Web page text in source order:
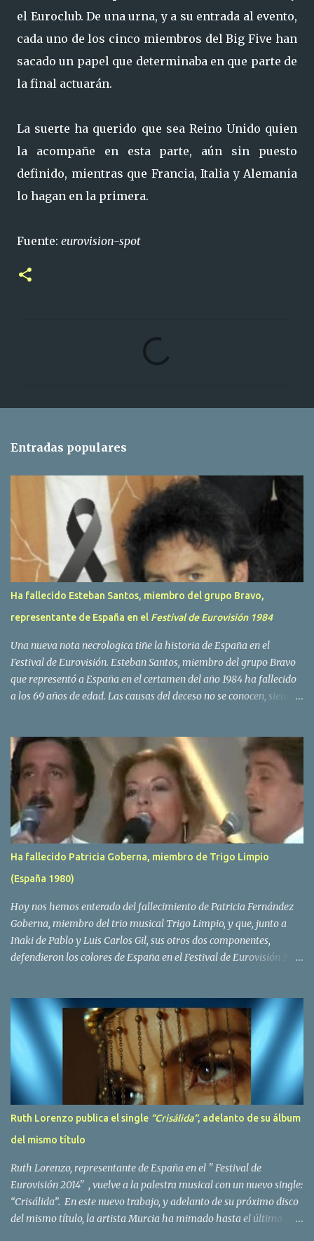
el Euroclub. De una urna, y a su entrada al evento,
cada uno de los cinco miembros del Big Five han
sacado un papel que determinaba en que parte de
la final actuarán.
La suerte ha querido que sea Reino Unido quien
la acompañe en esta parte, aún sin puesto
definido, mientras que Francia, Italia y Alemania
lo hagan en la primera.
Fuente: eurovision-spot
r
s
Entradas populares
Ha fallecido Esteban Santos, miembro del grupo Bravo,
representante de España en el Festival de Eurovisión 1984
Una nueva nota necrologica tiñe la historia de España en el
Festival de Eurovisión. Esteban Santos, miembro del grupo Bravo
que representó a España en el certamen del año 1984 ha fallecido
a los 69 años de edad. Las causas del deceso no se conocen, siendo
traves de las redes sociales. Nacido en Tolosa en 1951, durante su
epoca universitaria en la carrera de empresariales conoció al
estudiante de medicina Luis Villar, comenzando a actuar
juntos,Santos a la guitarra y Villar al piano, sin atreverse a dar el
salto al mercado profesional. Sin embargo esto cambió gracias a la
propia Amaia Saizar, que tras su abandono de Trigo Limpio,
recibió por parte de la discografica Hispavox el encargo de crear
un nuevo grupo, reclutando al duo de amigos y a la ex modelo
Yolanda Hoyos. Con los cuatro surgió en el año 1982 el grupo
Ha fallecido Patricia Goberna, miembro de Trigo Limpio
(España 1980)
Hoy nos hemos enterado del fallecimiento de Patricia Fernández
Goberna, miembro del trio musical Trigo Limpio, y que, junto a
Iñaki de Pablo y Luis Carlos Gil, sus otros dos componentes,
defendieron los colores de España en el Festival de Eurovisión 1980
padeciendo desde hace tiempo. Patricia Fernández Goberna,
nacida en 1957, entró a formar parte de la formación musical
antes mencionada en el año 1979 sustituyendo a Amaya Saizar. Es
el año 1980 cuando son elegidos para representar a España en
Dublín donde, con su tema Quedate esta noche, obtienen el puesto
12 de 19 países. Tras esta participación graban en Estados Unidos
el disco Entrañablemente , abriendole las puertas del éxito en
America Latina, en especial en Mexico, en donde pasan largas
temporadas. En Trigo Limpio permanecerá hasta el año 1988,
Ruth Lorenzo publica el single “Crisálida“, adelanto de su álbum
del mismo título
Ruth Lorenzo, representante de España en el " Festival de
Eurovisión 2014" , vuelve a la palestra musical con un nuevo single:
“Crisálida”. En este nuevo trabajo, y adelanto de su próximo disco
del mismo título, la artista Murcia ha mimado hasta el último